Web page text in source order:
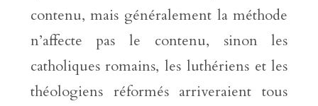
contenu, mais généralement la méthode
n’affecte pas le contenu, sinon les
catholiques romains, les luthériens et les
théologiens réformés arriveraient tous